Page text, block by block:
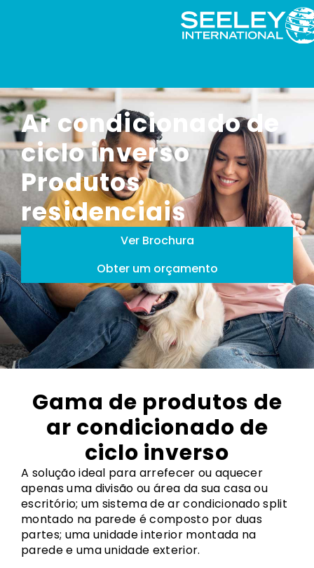
Ar condicionado de
ciclo inverso
Produtos
residenciais
Ver Brochura
Obter um orçamento
Gama de produtos de
ar condicionado de
ciclo inverso
A solução ideal para arrefecer ou aquecer
apenas uma divisão ou área da sua casa ou
escritório; um sistema de ar condicionado split
montado na parede é composto por duas
partes; uma unidade interior montada na
parede e uma unidade exterior.